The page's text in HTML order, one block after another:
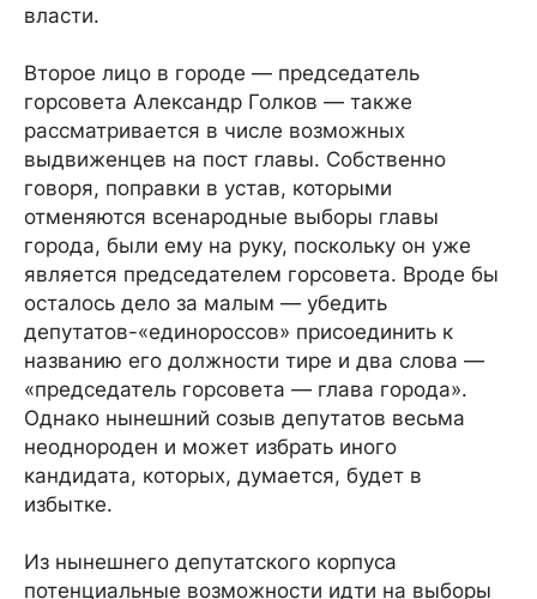
власти.
Второе лицо в городе — председатель
горсовета Александр Голков — также
рассматривается в числе возможных
выдвиженцев на пост главы. Собственно
говоря, поправки в устав, которыми
отменяются всенародные выборы главы
города, были ему на руку, поскольку он уже
является председателем горсовета. Вроде бы
осталось дело за малым — убедить
депутатов-«единороссов» присоединить к
названию его должности тире и два слова —
«председатель горсовета — глава города».
Однако нынешний созыв депутатов весьма
неоднороден и может избрать иного
кандидата, которых, думается, будет в
избытке.
Из нынешнего депутатского корпуса
потенциальные возможности идти на выборы